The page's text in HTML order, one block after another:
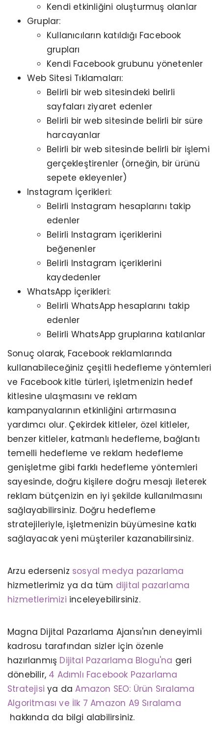
Kendi etkinliğini oluşturmuş olanlar
Gruplar:
Kullanıcıların katıldığı Facebook
grupları
Kendi Facebook grubunu yönetenler
Web Sitesi Tıklamaları:
Belirli bir web sitesindeki belirli
sayfaları ziyaret edenler
Belirli bir web sitesinde belirli bir süre
harcayanlar
Belirli bir web sitesinde belirli bir işlemi
gerçekleştirenler (örneğin, bir ürünü
sepete ekleyenler)
Instagram İçerikleri:
Belirli Instagram hesaplarını takip
edenler
Belirli Instagram içeriklerini
beğenenler
Belirli Instagram içeriklerini
kaydedenler
WhatsApp İçerikleri:
Belirli WhatsApp hesaplarını takip
edenler
Belirli WhatsApp gruplarına katılanlar
Sonuç olarak, Facebook reklamlarında
kullanabileceğiniz çeşitli hedefleme yöntemleri
ve Facebook kitle türleri, işletmenizin hedef
kitlesine ulaşmasını ve reklam
kampanyalarının etkinliğini artırmasına
yardımcı olur. Çekirdek kitleler, özel kitleler,
benzer kitleler, katmanlı hedefleme, bağlantı
temelli hedefleme ve reklam hedefleme
genişletme gibi farklı hedefleme yöntemleri
sayesinde, doğru kişilere doğru mesajı ileterek
reklam bütçenizin en iyi şekilde kullanılmasını
sağlayabilirsiniz. Doğru hedefleme
stratejileriyle, işletmenizin büyümesine katkı
sağlayacak yeni müşteriler kazanabilirsiniz.
Arzu ederseniz sosyal medya pazarlama
hizmetlerimiz ya da tüm dijital pazarlama
hizmetlerimizi inceleyebilirsiniz.
Magna Dijital Pazarlama Ajansı'nın deneyimli
kadrosu tarafından sizler için özenle
hazırlanmış Dijital Pazarlama Blogu'na geri
dönebilir, 4 Adımlı Facebook Pazarlama
Stratejisi ya daAmazon SEO: Ürün Sıralama
Algoritması ve İlk 7 Amazon A9 Sıralama
hakkında da bilgi alabilirsiniz.
GOOGLE ANALYTICS NEDIR? NASIL